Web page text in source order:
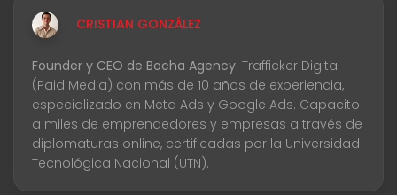
CRISTIAN GONZÁLEZ
Founder y CEO de Bocha Agency. Trafficker Digital
(Paid Media) con más de 10 años de experiencia,
especializado en Meta Ads y Google Ads. Capacito
a miles de emprendedores y empresas a través de
diplomaturas online, certificadas por la Universidad
Tecnológica Nacional (UTN).